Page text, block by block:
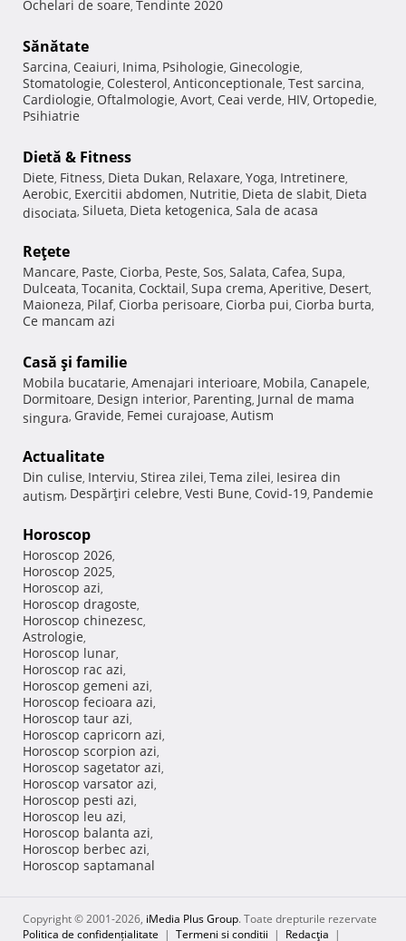
Ochelari de soare, Tendinte 2020
Sănătate
Sarcina, Ceaiuri, Inima, Psihologie, Ginecologie,
Stomatologie, Colesterol, Anticonceptionale, Test sarcina,
Cardiologie, Oftalmologie, Avort, Ceai verde, HIV, Ortopedie,
Psihiatrie
Dietă & Fitness
Diete, Fitness, Dieta Dukan, Relaxare, Yoga, Intretinere,
Aerobic, Exercitii abdomen, Nutritie, Dieta de slabit, Dieta
disociata, Silueta, Dieta ketogenica, Sala de acasa
Reţete
Mancare, Paste, Ciorba, Peste, Sos, Salata, Cafea, Supa,
Dulceata, Tocanita, Cocktail, Supa crema, Aperitive, Desert,
Maioneza, Pilaf, Ciorba perisoare, Ciorba pui, Ciorba burta,
Ce mancam azi
Casă şi familie
Mobila bucatarie, Amenajari interioare, Mobila, Canapele,
Dormitoare, Design interior, Parenting, Jurnal de mama
singura, Gravide, Femei curajoase, Autism
Actualitate
Din culise, Interviu, Stirea zilei, Tema zilei, Iesirea din
autism, Despărţiri celebre, Vesti Bune, Covid-19, Pandemie
Horoscop
Horoscop 2026,
Horoscop 2025,
Horoscop azi,
Horoscop dragoste,
Horoscop chinezesc,
Astrologie,
Horoscop lunar,
Horoscop rac azi,
Horoscop gemeni azi,
Horoscop fecioara azi,
Horoscop taur azi,
Horoscop capricorn azi,
Horoscop scorpion azi,
Horoscop sagetator azi,
Horoscop varsator azi,
Horoscop pesti azi,
Horoscop leu azi,
Horoscop balanta azi,
Horoscop berbec azi,
Horoscop saptamanal
Copyright © 2001-2026, iMedia Plus Group. Toate drepturile rezervate
Politica de confidențialitate | Termeni si conditii | Redacţia |